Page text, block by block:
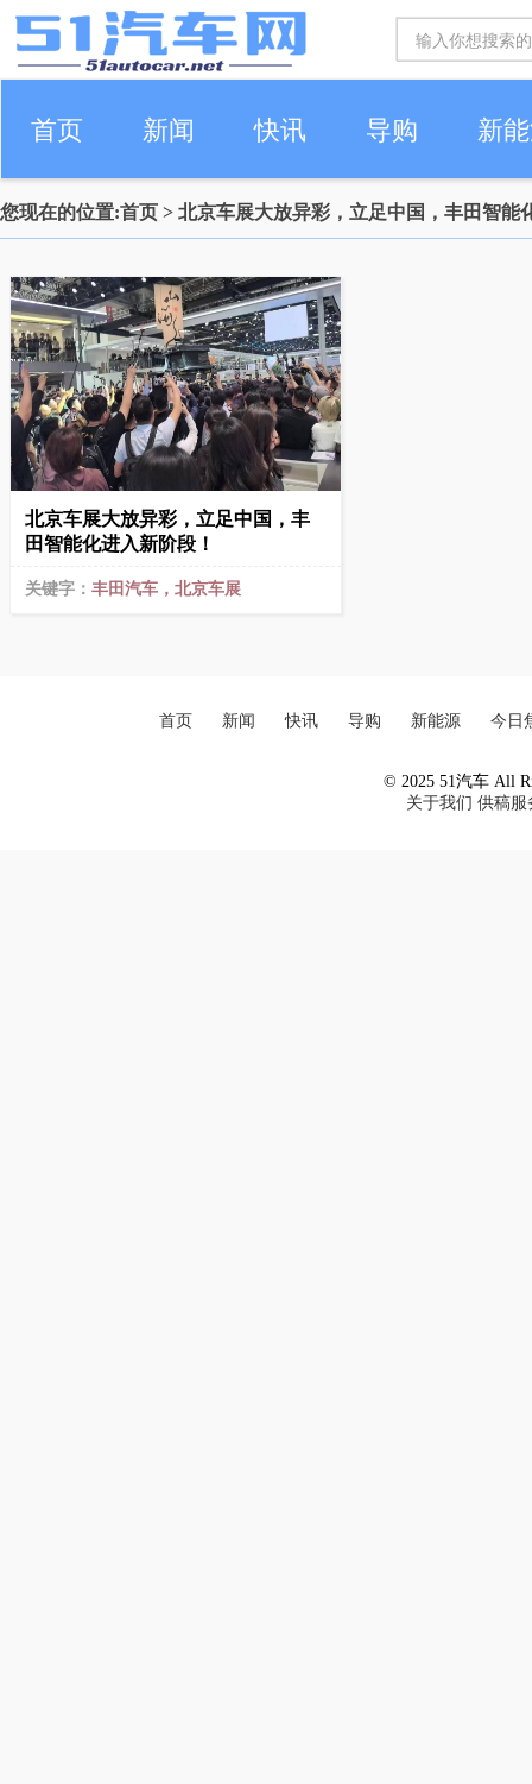
首页 新闻 快讯 导购 新
车生活
您现在的位置:首页 > 北京车展大放异彩，立足中国，丰田智能
北京车展大放异彩，立足中国，丰
田智能化进入新阶段！
关键字： 丰田汽车，北京车展
首页 新闻 快讯 导购 新能源 今日
© 2025 51汽车 All
关于我们 供稿服